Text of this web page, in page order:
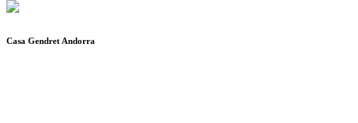
Casa Gendret Andorra